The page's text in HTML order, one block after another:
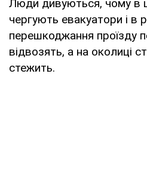
Люди дивуються, чому в
чергують евакуатори і в
перешкоджання проїзду
відвозять, а на околиці
стежить.